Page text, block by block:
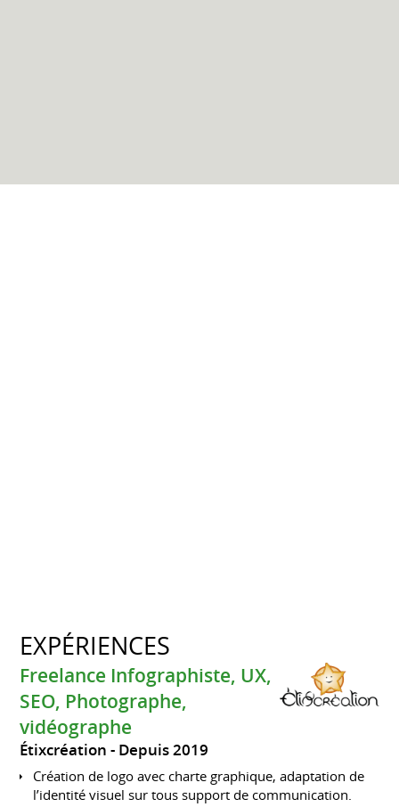
EXPÉRIENCES
Freelance Infographiste, UX,
SEO, Photographe,
vidéographe
Étixcréation Depuis 2019
Création de logo avec charte graphique, adaptation de
l’identité visuel sur tous support de communication.